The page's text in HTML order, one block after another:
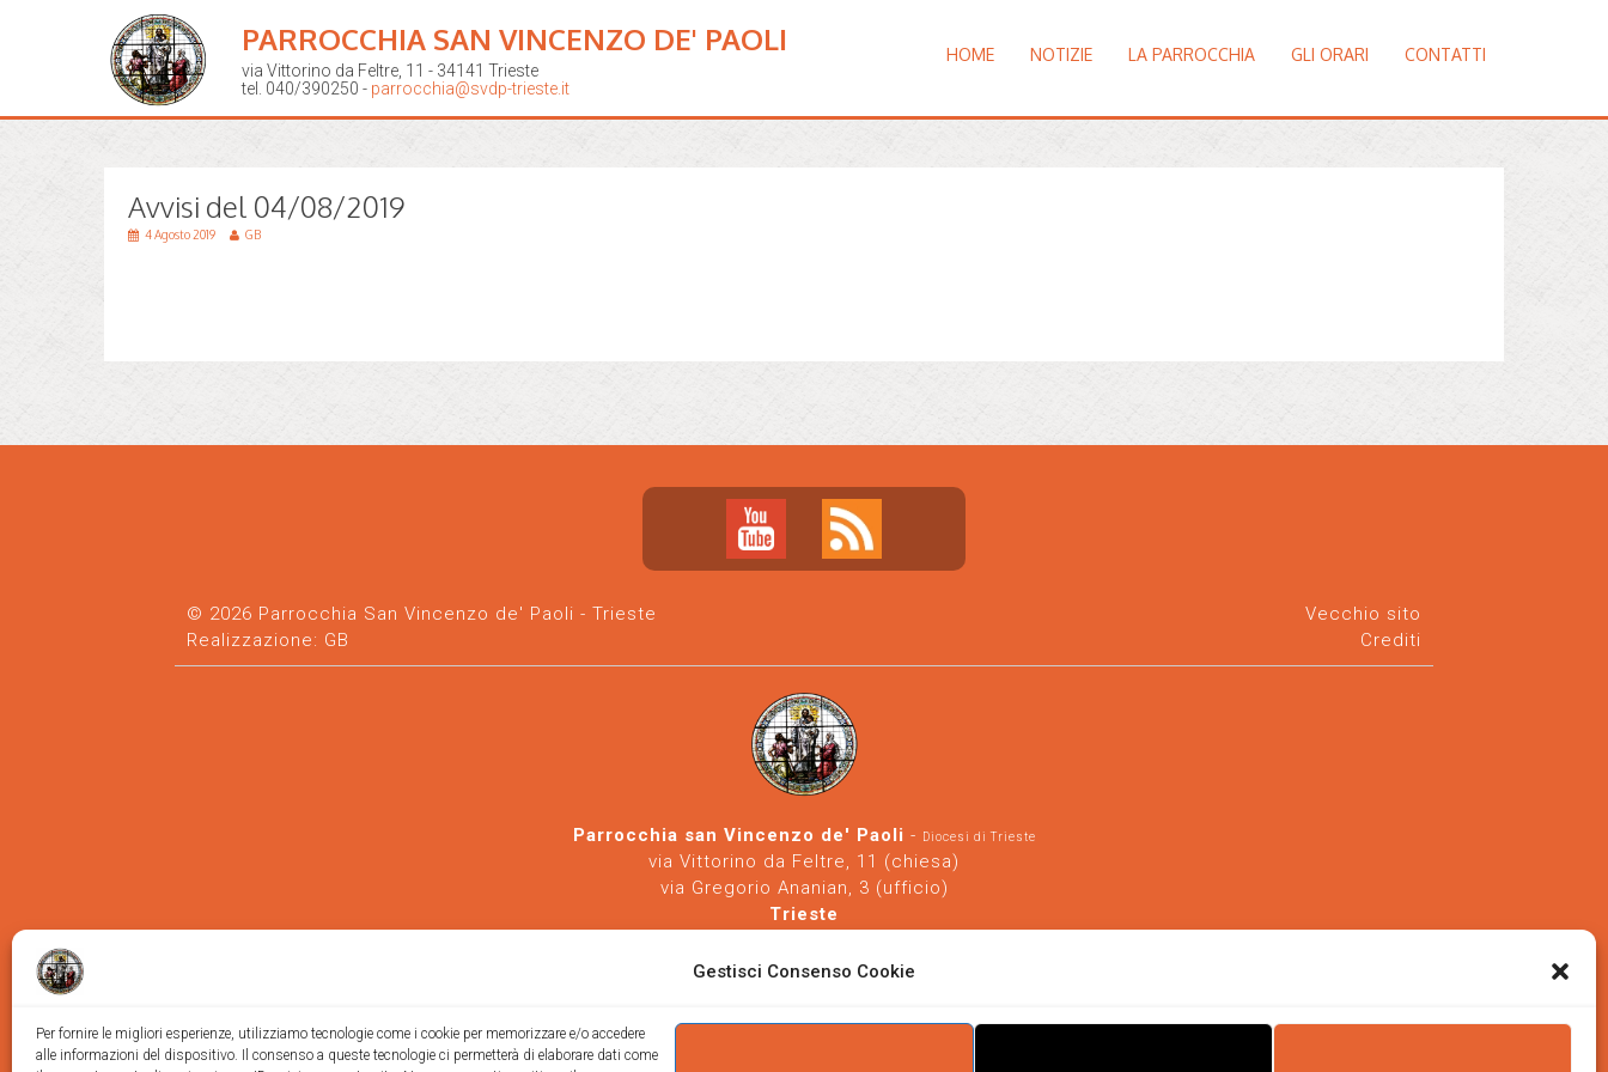
Gestisci Consenso Cookie
Per fornire le migliori esperienze, utilizziamo tecnologie come i cookie per memorizzare e/o accedere
alle informazioni del dispositivo. Il consenso a queste tecnologie ci permetterà di elaborare dati come
PARROCCHIA SAN VINCENZO DE' PAOLI
via Vittorino da Feltre, 11 - 34141 Trieste
tel. 040/390250 - parrocchia@svdp-trieste.it
HOME NOTIZIE LA PARROCCHIA GLI ORARI CONTATTI
Avvisi del 04/08/2019
4 Agosto 2019 GB
© 2026 Parrocchia San Vincenzo de' Paoli - Trieste
Realizzazione: GB
Vecchio sito
Crediti
Parrocchia san Vincenzo de' Paoli - Diocesi di Trieste
via Vittorino da Feltre, 11 (chiesa)
via Gregorio Ananian, 3 (ufficio)
Trieste
https://www.svdp-trieste.it-parrocchia@svdp-trieste.it
Informativa privacy-Informativa cookie